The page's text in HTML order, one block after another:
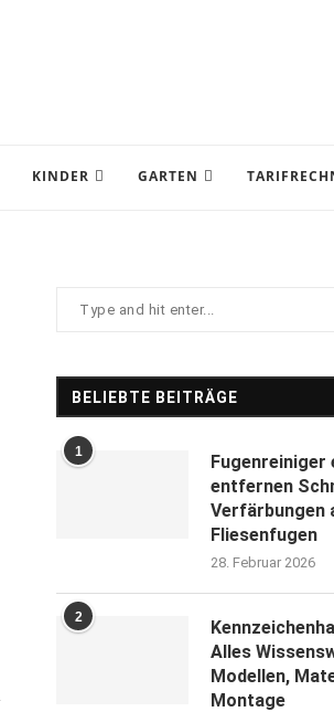
KINDER GARTEN
BELIEBTE BEITRÄGE
1
entfernen
Verfärbungen
Fliesenfugen
28. Februar 2026
2
Alles
Modellen,
Montage